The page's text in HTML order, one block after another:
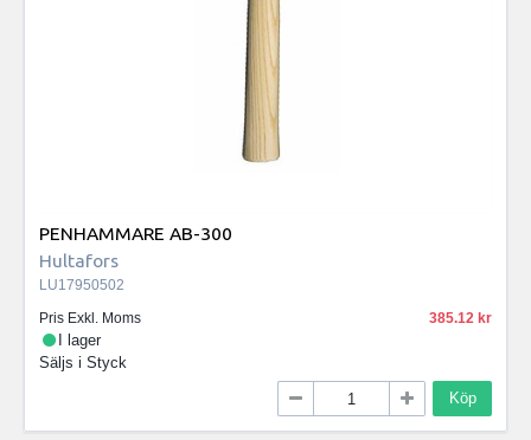
PENHAMMARE AB-300
Hultafors
LU17950502
Pris Exkl. Moms
385.12
I lager
Säljs i Styck
Köp